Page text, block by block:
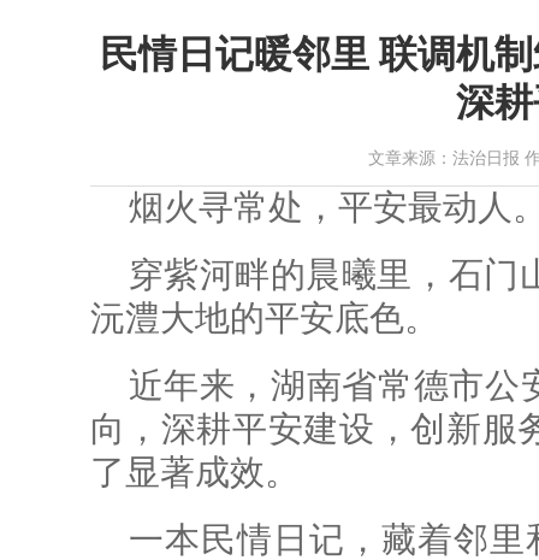
民情日记暖邻里 联调机
深
文章来源：法治日报
烟火寻常处，平安最动人
穿紫河畔的晨曦里，石门
沅澧大地的平安底色。
近年来，湖南省常德市公
向，深耕平安建设，创新服
了显著成效。
一本民情日记，藏着邻